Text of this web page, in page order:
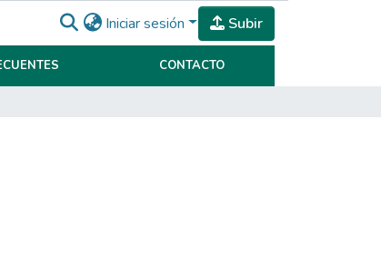
Iniciar sesión Subir
CONTACTO